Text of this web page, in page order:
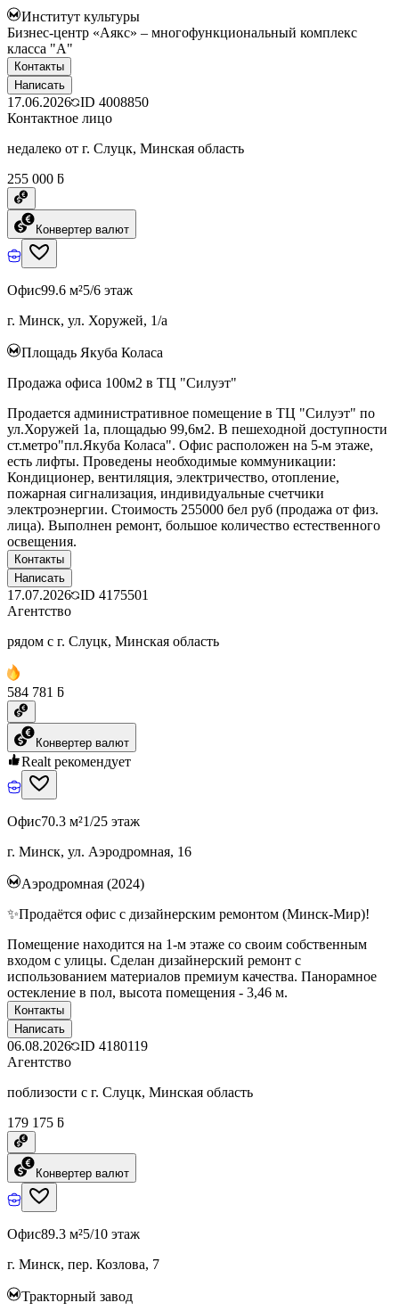
Институт культуры
Бизнес-центр «Аякс» – многофункциональный комплекс
класса "А"
Контакты
Написать
17.06.2026 ID 4008850
Контактное лицо
недалеко от г. Слуцк, Минская область
255 000 ƃ
Конвертер валют
Офис99.6 м²5/6 этаж
г. Минск, ул. Хоружей, 1/а
Площадь Якуба Коласа
Продажа офиса 100м2 в ТЦ "Силуэт"
Продается административное помещение в ТЦ "Силуэт" по
ул.Хоружей 1а, площадью 99,6м2. В пешеходной доступности
ст.метро"пл.Якуба Коласа". Офис расположен на 5-м этаже,
есть лифты. Проведены необходимые коммуникации:
Кондиционер, вентиляция, электричество, отопление,
пожарная сигнализация, индивидуальные счетчики
электроэнергии. Стоимость 255000 бел руб (продажа от физ.
лица). Выполнен ремонт, большое количество естественного
освещения.
Контакты
Написать
17.07.2026 ID 4175501
Агентство
рядом с г. Слуцк, Минская область
584 781 ƃ
Конвертер валют
Realt рекомендует
Офис70.3 м²1/25 этаж
г. Минск, ул. Аэродромная, 16
Аэродромная (2024)
✨Продаётся офис с дизайнерским ремонтом (Минск-Мир)!
Помещение находится на 1-м этаже со своим собственным
входом с улицы. Сделан дизайнерский ремонт с
использованием материалов премиум качества. Панорамное
остекление в пол, высота помещения - 3,46 м.
Контакты
Написать
06.08.2026 ID 4180119
Агентство
поблизости с г. Слуцк, Минская область
179 175 ƃ
Конвертер валют
Офис89.3 м²5/10 этаж
г. Минск, пер. Козлова, 7
Тракторный завод